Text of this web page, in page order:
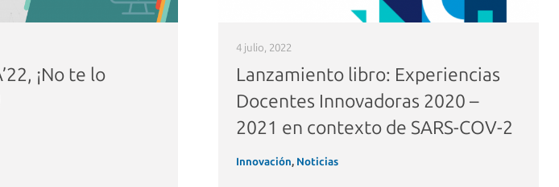
¡No te lo
4 julio, 2022
Lanzamiento libro: Experiencias
Docentes Innovadoras 2020 –
2021 en contexto de SARS-COV-2
Innovación, Noticias